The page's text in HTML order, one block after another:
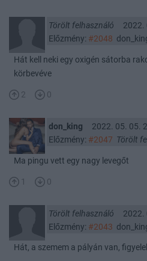
Törölt felhasználó
2022.
Előzmény: #2048
Hát kell neki egy oxigén sátorba
körbevéve
2 0
don_king
2022. 05. 05.
Előzmény: #2047 Törölt
Ma pingu vett egy nagy levegőt
1 0
Törölt felhasználó
2022.
Előzmény: #2043
Hát, a szemem a pályán van,